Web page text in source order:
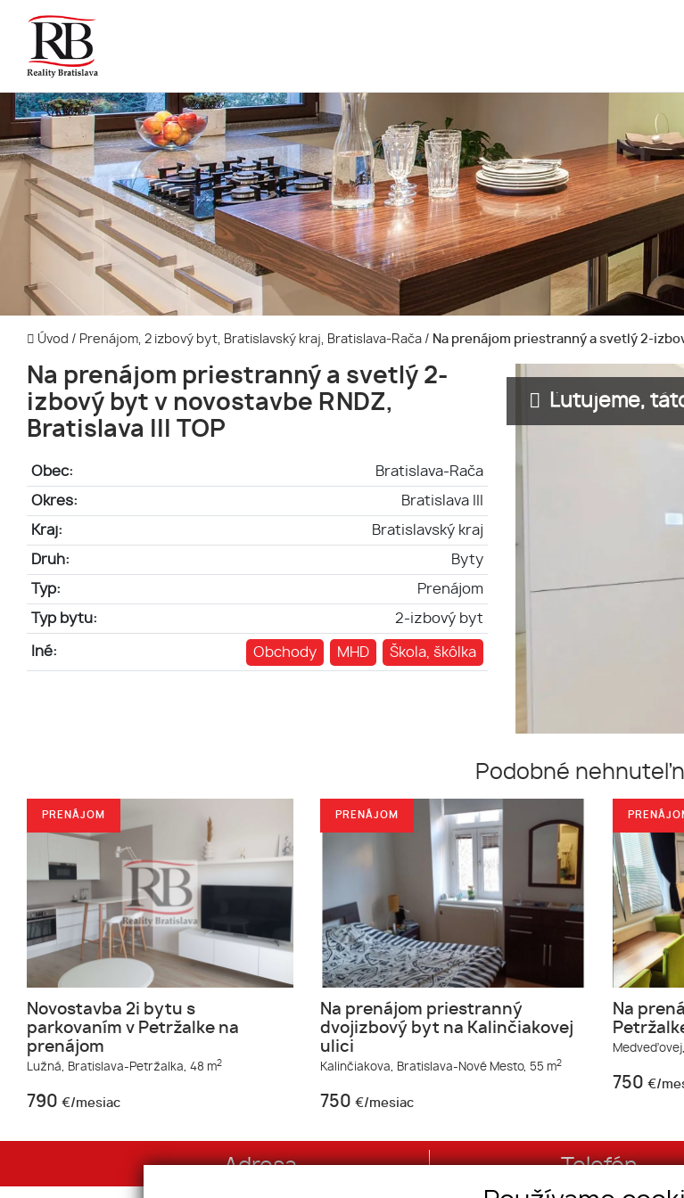
Úvod / Prenájom, 2 izbový byt, Bratislavský kraj, Bratislava-Rača / Na prenájom priestranný a svetlý 2-
Na prenájom priestranný a svetlý 2-
izbový byt v novostavbe RNDZ,
Bratislava III TOP
Obec: Bratislava-Rača
Okres: Bratislava III
Kraj: Bratislavský kraj
Druh: Byty
Typ: Prenájom
Typ bytu: 2-izbový byt
Iné: Obchody MHD Škola, škôlka
Ľutujeme,
Podobné
PRENÁJOM
Novostavba 2i bytu s
parkovaním v Petržalke na
prenájom
Lužná, Bratislava-Petržalka, 48 m2
790 €/mesiac
PRENÁJOM
Na prenájom priestranný
dvojizbový byt na Kalinčiakovej
ulici
Kalinčiakova, Bratislava-Nové Mesto, 55 m2
750 €/mesiac
Na
Medveďovej,
750 €/
Adresa Telefón